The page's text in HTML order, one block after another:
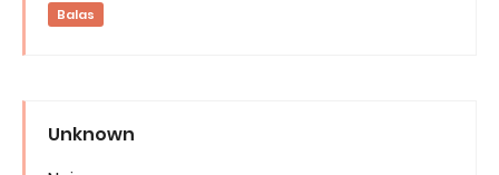
Balas
Unknown